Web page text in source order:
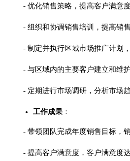
- 优化销售策略，提高客户满意
- 组织和协调销售培训，提高销
- 制定并执行区域市场推广计划
- 与区域内的主要客户建立和维
- 定期进行市场调研，分析市场
工作成果 ：
- 带领团队完成年度销售目标，
- 提高客户满意度，客户满意度